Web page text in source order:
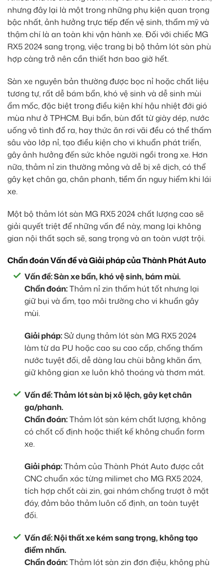
nhưng đây lại là một trong những phụ kiện quan trọng
bậc nhất, ảnh hưởng trực tiếp đến vệ sinh, thẩm mỹ và
thậm chí là an toàn khi vận hành xe. Đối với chiếc MG
RX5 2024 sang trọng, việc trang bị bộ thảm lót sàn phù
hợp càng trở nên cần thiết hơn bao giờ hết.
Sàn xe nguyên bản thường được bọc nỉ hoặc chất liệu
tương tự, rất dễ bám bẩn, khó vệ sinh và dễ sinh mùi
ẩm mốc, đặc biệt trong điều kiện khí hậu nhiệt đới gió
mùa như ở TPHCM. Bụi bẩn, bùn đất từ giày dép, nước
uống vô tình đổ ra, hay thức ăn rơi vãi đều có thể thấm
sâu vào lớp nỉ, tạo điều kiện cho vi khuẩn phát triển,
gây ảnh hưởng đến sức khỏe người ngồi trong xe. Hơn
nữa, thảm nỉ zin thường mỏng và dễ bị xê dịch, có thể
gây kẹt chân ga, chân phanh, tiềm ẩn nguy hiểm khi lái
xe.
Một bộ thảm lót sàn MG RX5 2024 chất lượng cao sẽ
giải quyết triệt để những vấn đề này, mang lại không
gian nội thất sạch sẽ, sang trọng và an toàn vượt trội.
Chẩn đoán Vấn đề và Giải pháp của Thành Phát Auto
Vấn đề: Sàn xe bẩn, khó vệ sinh, bám mùi.
Chẩn đoán:Thảm nỉ zin thấm hút tốt nhưng lại
giữ bụi và ẩm, tạo môi trường cho vi khuẩn gây
mùi.
Giải pháp:Sử dụng thảm lót sàn MG RX5 2024
làm từ da PU hoặc cao su cao cấp, chống thấm
nước tuyệt đối, dễ dàng lau chùi bằng khăn ẩm,
giữ không gian xe luôn khô thoáng và thơm mát.
Vấn đề: Thảm lót sàn bị xô lệch, gây kẹt chân
ga/phanh.
Chẩn đoán:Thảm lót sàn kém chất lượng, không
có chốt cố định hoặc thiết kế không chuẩn form
xe.
Giải pháp:Thảm của Thành Phát Auto được cắt
CNC chuẩn xác từng milimet cho MG RX5 2024,
tích hợp chốt cài zin, gai nhám chống trượt ở mặt
đáy, đảm bảo thảm luôn cố định, an toàn tuyệt
đối.
Vấn đề: Nội thất xe kém sang trọng, không tạo
điểm nhấn.
Chẩn đoán:Thảm lót sàn zin đơn điệu, không phù